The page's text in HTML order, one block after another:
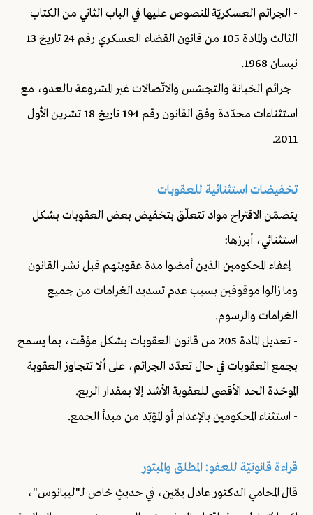
- الجرائم العسكريّة المنصوص عليها في الباب الثاني من الكتاب
الثالث والمادة 105 من قانون القضاء العسكري رقم 24 تاريخ 13
نيسان 1968.
- جرائم الخيانة والتجسّس والاتّصالات غير المشروعة بالعدو، مع
استثناءات محدّدة وفق القانون رقم 194 تاريخ 18 تشرين الأول
2011.
تخفيضات استثنائية للعقوبات
يتضمّن الاقتراح مواد تتعلّق بتخفيض بعض العقوبات بشكل
استثنائي، أبرزها:
- إعفاء المحكومين الذين أمضوا مدة عقوبتهم قبل نشر القانون
وما زالوا موقوفين بسبب عدم تسديد الغرامات من جميع
الغرامات والرسوم.
- تعديل المادة 205 من قانون العقوبات بشكل مؤقت، بما يسمح
بجمع العقوبات في حال تعدّد الجرائم، على ألا تتجاوز العقوبة
الموحّدة الحد الأقصى للعقوبة الأشد إلا بمقدار الربع.
- استثناء المحكومين بالإعدام أو المؤبّد من مبدأ الجمع.
قراءة قانونيّة للعفو: المطلق والمبتور
قال المحامي الدكتور عادل يمّين، في حديثٍ خاص لـ"ليبانوس"،